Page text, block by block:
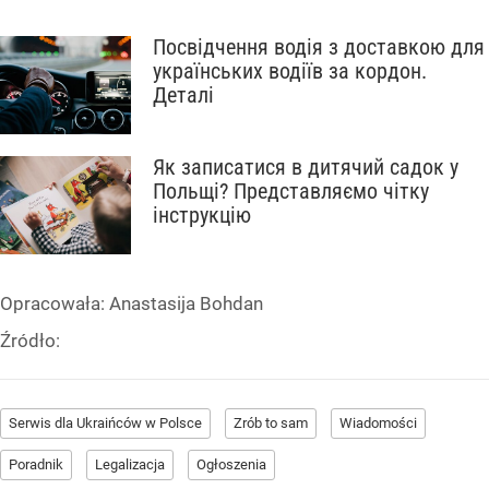
Посвідчення водія з доставкою для
українських водіїв за кордон.
Деталі
Як записатися в дитячий садок у
Польщі? Представляємо чітку
інструкцію
Opracowała: Anastasija Bohdan
Źródło:
Serwis dla Ukraińców w Polsce Zrób to sam Wiadomości
Poradnik Legalizacja Ogłoszenia